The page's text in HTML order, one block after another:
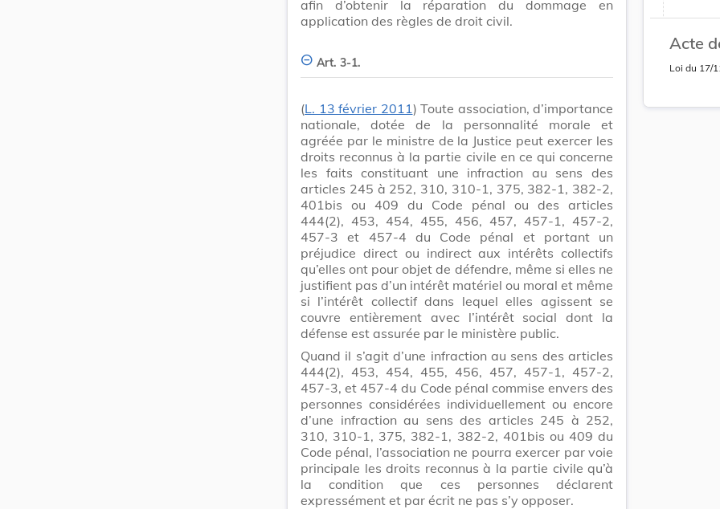
afin d’obtenir la réparation du dommage en
application des règles de droit civil.
Art. 3-1.
(L. 13 février 2011 ) Toute association, d’importance
nationale, dotée de la personnalité morale et
agréée par le ministre de la Justice peut exercer les
droits reconnus à la partie civile en ce qui concerne
les faits constituant une infraction au sens des
articles 245 à 252, 310, 310-1, 375, 382-1, 382-2,
401bis ou 409 du Code pénal ou des articles
444(2), 453, 454, 455, 456, 457, 457-1, 457-2,
457-3 et 457-4 du Code pénal et portant un
préjudice direct ou indirect aux intérêts collectifs
qu’elles ont pour objet de défendre, même si elles ne
justifient pas d’un intérêt matériel ou moral et même
si l’intérêt collectif dans lequel elles agissent se
couvre entièrement avec l’intérêt social dont la
défense est assurée par le ministère public.
Quand il s’agit d’une infraction au sens des articles
444(2), 453, 454, 455, 456, 457, 457-1, 457-2,
457-3, et 457-4 du Code pénal commise envers des
personnes considérées individuellement ou encore
d’une infraction au sens des articles 245 à 252,
310, 310-1, 375, 382-1, 382-2, 401bis ou 409 du
Code pénal, l’association ne pourra exercer par voie
principale les droits reconnus à la partie civile qu’à
la condition que ces personnes déclarent
expressément et par écrit ne pas s’y opposer.
update
Acte
Loi du 17/